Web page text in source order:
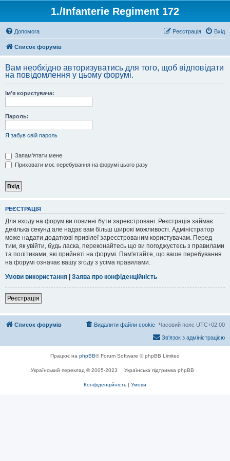
1./Infanterie Regiment 172
Допомога Вхід
Реєстрація
Список форумів
Вам необхідно авторизуватись для того, щоб відповідати
на повідомлення у цьому форумі.
Ім'я користувача:
Пароль:
Я забув свій пароль
Запам'ятати мене
Приховати моє перебування на форумі цього разу
РЕЄСТРАЦІЯ
Для входу на форум ви повинні бути зареєстровані. Реєстрація займає
декілька секунд але надає вам більш широкі можливості. Адміністратор
може надати додаткові привілеї зареєстрованим користувачам. Перед
тим, як увійти, будь ласка, переконайтесь що ви погоджуєтесь з правилами
та політиками, які прийняті на форумі. Пам'ятайте, що ваше перебування
на форумі означає вашу згоду з усіма правилами.
Умови використання | Заява про конфіденційність
Реєстрація
Список форумів Часовий пояс UTC+02:00
Видалити файли cookie
Зв'язок з адміністрацією
Працює на phpBB® Forum Software © phpBB Limited
Український переклад © 2005-2023 Українська підтримка phpBB
Конфіденційність | Умови